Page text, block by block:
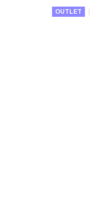
OUTLET